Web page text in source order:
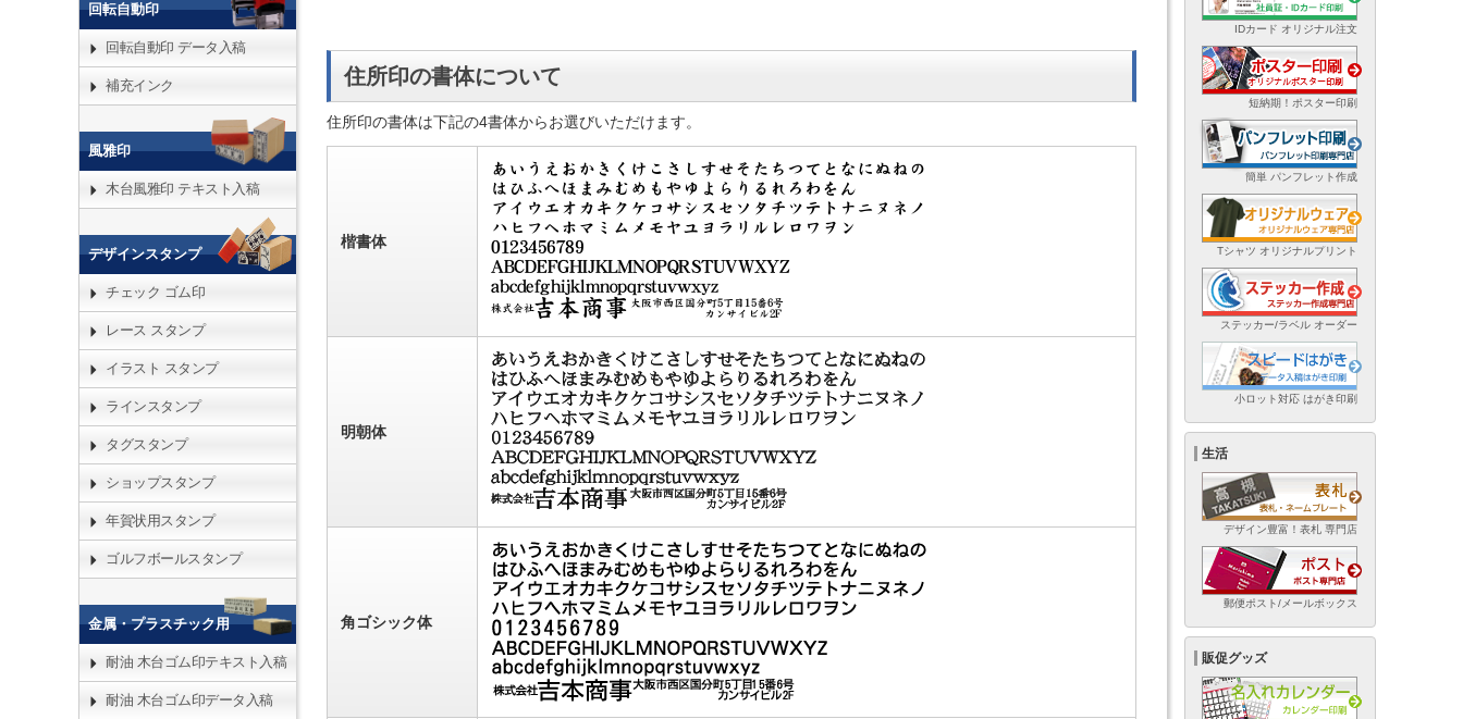
住所印の書体について
住所印の書体は下記の4書体からお選びいただけます。
楷書体
明朝体
角ゴシック体
回転自動印
回転自動印 データ入稿
補充インク
風雅印
木台風雅印 テキスト入稿
デザインスタンプ
チェック ゴム印
レース スタンプ
イラスト スタンプ
ラインスタンプ
タグスタンプ
ショップスタンプ
年賀状用スタンプ
ゴルフボールスタンプ
金属・プラスチック用
耐油 木台ゴム印テキスト入稿
耐油 木台ゴム印データ入稿
IDカード オリジナル注文
短納期！ポスター印刷
簡単 パンフレット作成
Tシャツ オリジナルプリント
ステッカー/ラベル オーダー
小ロット対応 はがき印刷
生活
デザイン豊富！表札 専門店
郵便ポスト/メールボックス
販促グッズ